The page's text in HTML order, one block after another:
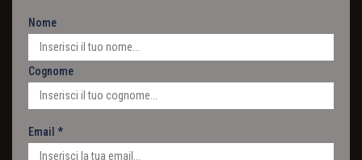
Nome
Cognome
Email *